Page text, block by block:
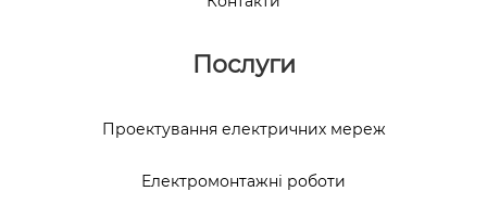
Послуги
Проектування електричних мереж
Електромонтажні роботи